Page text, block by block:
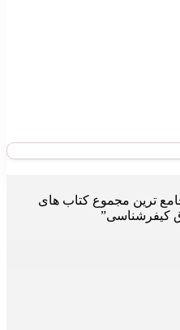
ترین مجموع کتاب های
کیفرشناسی”